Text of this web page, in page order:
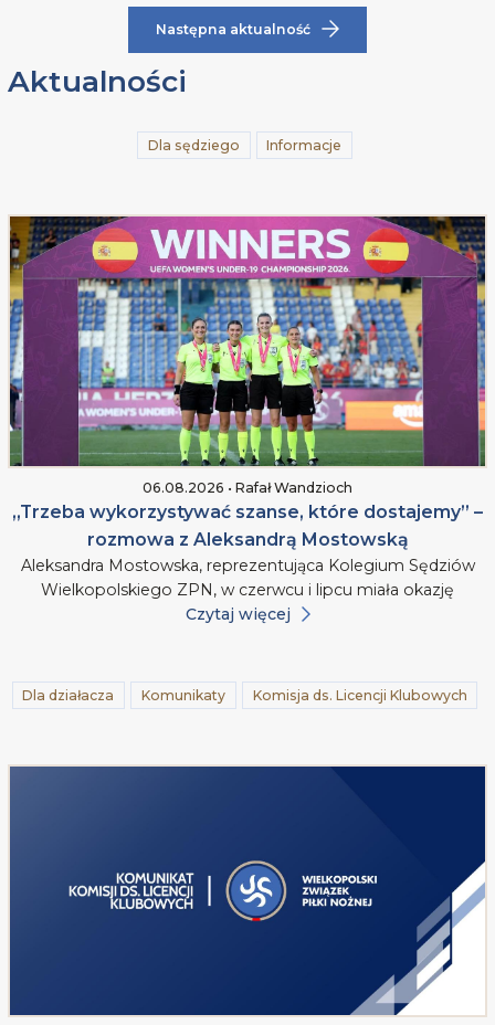
Następna aktualność
Aktualności
Dla sędziego Informacje
06.08.2026 • Rafał Wandzioch
„Trzeba wykorzystywać szanse, które dostajemy” –
rozmowa z Aleksandrą Mostowską
Aleksandra Mostowska, reprezentująca Kolegium Sędziów
Wielkopolskiego ZPN, w czerwcu i lipcu miała okazję
Czytaj więcej
Dla działacza Komunikaty Komisja ds. Licencji Klubowych